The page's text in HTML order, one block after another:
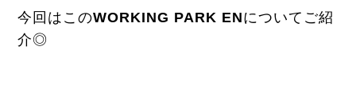
今回はこのWORKING PARK ENについてご紹
介◎